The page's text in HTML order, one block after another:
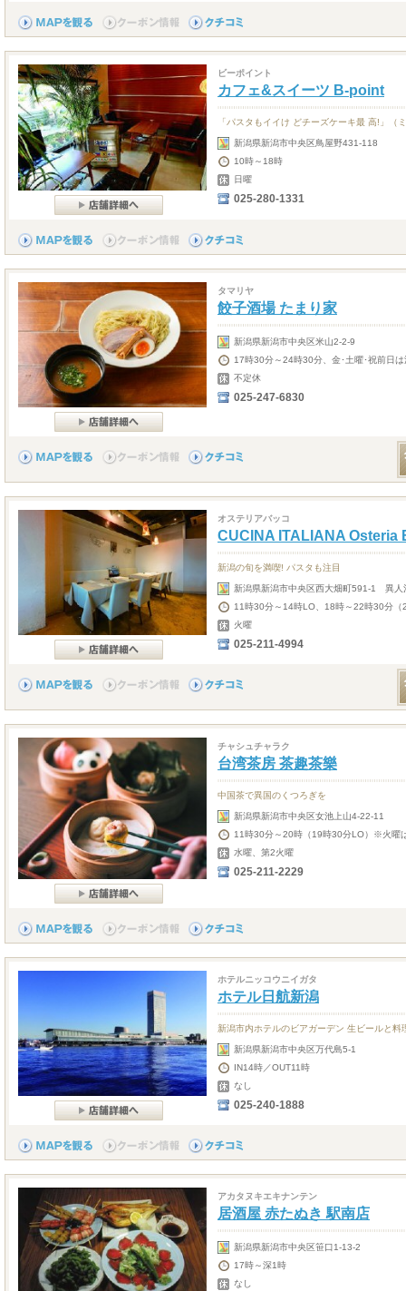
ビーポイント
カフェ&スイーツ B-point
「パスタもイイけ どチーズケーキ最 高!」（
新潟県新潟市中央区鳥屋野431-118
10時～18時
日曜
025-280-1331
タマリヤ
餃子酒場 たまり家
新潟県新潟市中央区米山2-2-9
17時30分～24時30分、金･土曜･祝前日
不定休
025-247-6830
オステリアバッコ
CUCINA ITALIANA Osteria
新潟の旬を満喫! パスタも注目
新潟県新潟市中央区西大畑町591-1 異人
11時30分～14時LO、18時～22時30分（
火曜
025-211-4994
チャシュチャラク
台湾茶房 茶趣茶樂
中国茶で異国のくつろぎを
新潟県新潟市中央区女池上山4-22-11
11時30分～20時（19時30分LO）※火曜
水曜、第2火曜
025-211-2229
ホテルニッコウニイガタ
ホテル日航新潟
新潟市内ホテルのビアガーデン 生ビールと料
新潟県新潟市中央区万代島5-1
IN14時／OUT11時
なし
025-240-1888
アカタヌキエキナンテン
居酒屋 赤たぬき 駅南店
新潟県新潟市中央区笹口1-13-2
17時～深1時
なし